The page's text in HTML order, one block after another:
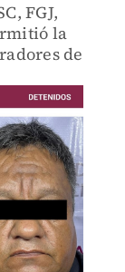
FGJ,
la
de
de